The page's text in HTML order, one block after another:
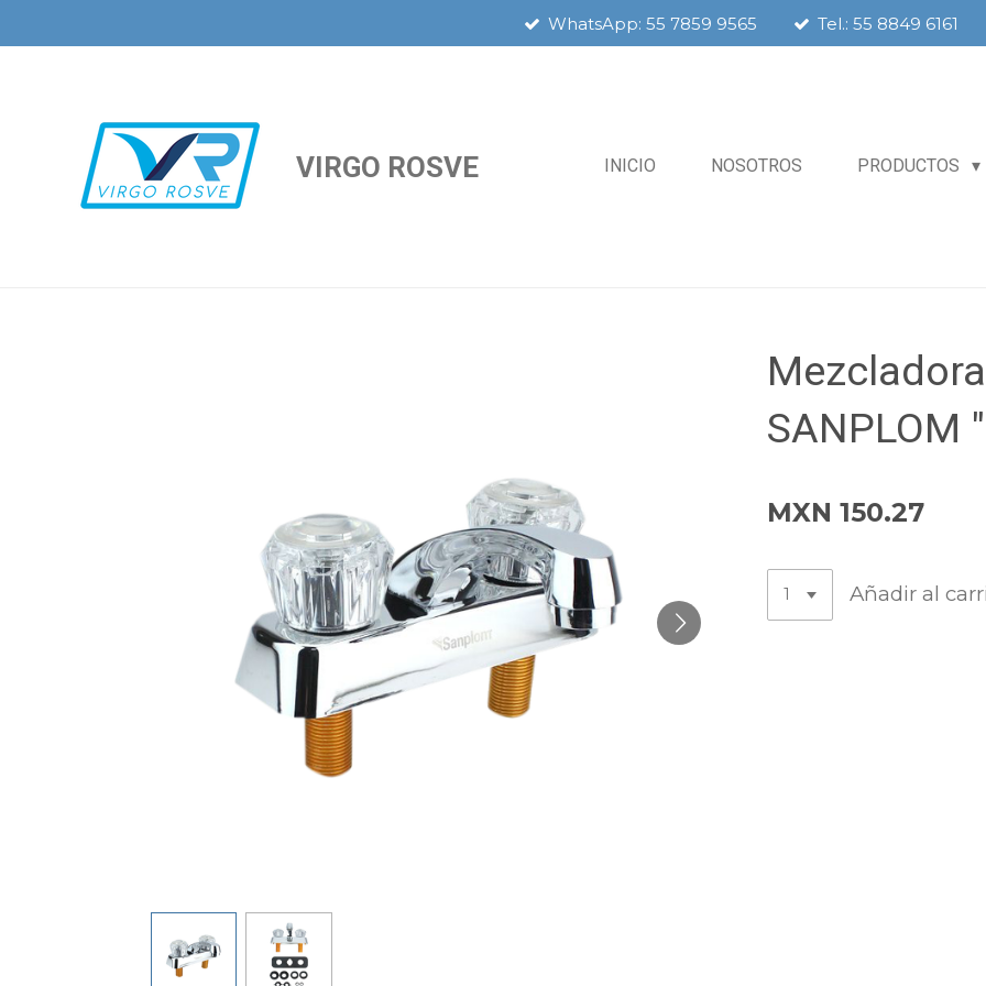
WhatsApp: 55 7859 9565 Tel.: 55 8849 6161
VIRGO ROSVE INICIO NOSOTROS PRODUCTOS
SANPLOM
MXN 150.27
Añadir al